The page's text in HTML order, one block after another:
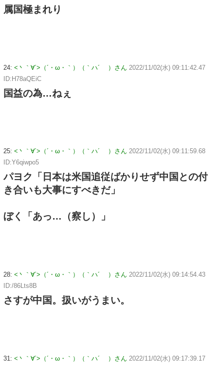
属国極まれり
24: <丶｀∀´>（´・ω・｀）（｀ハ´ ）さん 2022/11/02(水) 09:11:42.47
ID:H78aQEiC
国益の為…ねぇ
25: <丶｀∀´>（´・ω・｀）（｀ハ´ ）さん 2022/11/02(水) 09:11:59.68
ID:Y6qiwpo5
パヨク「日本は米国追従ばかりせず中国との付
き合いも大事にすべきだ」
ぼく「あっ…（察し）」
28: <丶｀∀´>（´・ω・｀）（｀ハ´ ）さん 2022/11/02(水) 09:14:54.43
ID:/86Lts8B
さすが中国。扱いがうまい。
31: <丶｀∀´>（´・ω・｀）（｀ハ´ ）さん 2022/11/02(水) 09:17:39.17